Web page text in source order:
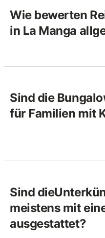
Wie bewerten
in La Manga
Sind die
für Familien mit
Sind
meistens mit
ausgestattet?